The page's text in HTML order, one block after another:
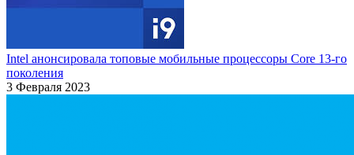
Intel анонсировала топовые мобильные процессоры Core 13-го
поколения
3 Февраля 2023